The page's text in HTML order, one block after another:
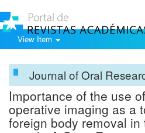
View Item
Journal of Oral
Importance of the use
operative imaging as a
foreign body removal